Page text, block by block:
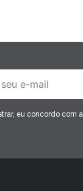
eu concordo com a